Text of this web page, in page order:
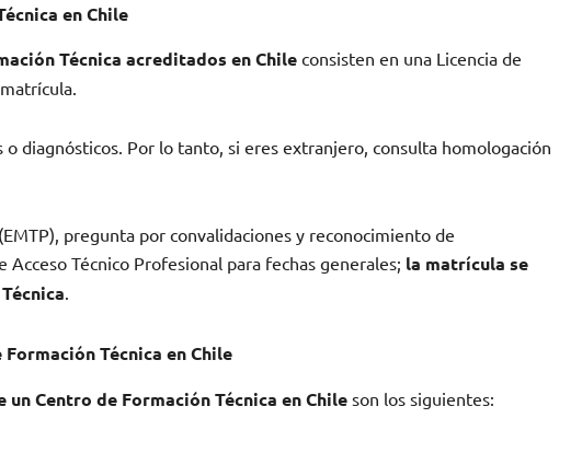
en Chile
Técnica acreditados en Chile consisten en una Licencia de
diagnósticos. Por lo tanto, si eres extranjero, consulta homologación
pregunta por convalidaciones y reconocimiento de
Técnico Profesional para fechas generales; la matrícula se
.
Técnica en Chile
Centro de Formación Técnica en Chile son los siguientes: